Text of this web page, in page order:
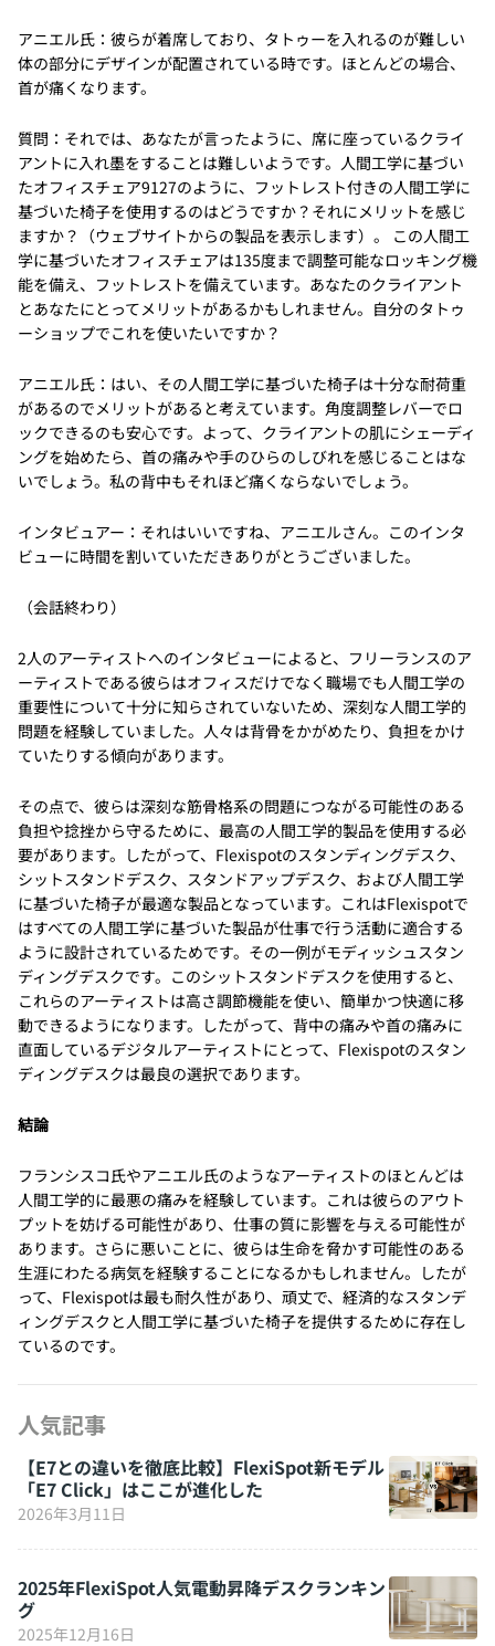
アニエル氏：彼らが着席しており、タトゥーを入れるのが難しい
体の部分にデザインが配置されている時です。ほとんどの場合、
首が痛くなります。
質問：それでは、あなたが言ったように、席に座っているクライ
アントに入れ墨をすることは難しいようです。人間工学に基づい
たオフィスチェア9127のように、フットレスト付きの人間工学に
基づいた椅子を使用するのはどうですか？それにメリットを感じ
ますか？（ウェブサイトからの製品を表示します）。 この人間工
学に基づいたオフィスチェアは135度まで調整可能なロッキング機
能を備え、フットレストを備えています。あなたのクライアント
とあなたにとってメリットがあるかもしれません。自分のタトゥ
ーショップでこれを使いたいですか？
アニエル氏：はい、その人間工学に基づいた椅子は十分な耐荷重
があるのでメリットがあると考えています。角度調整レバーでロ
ックできるのも安心です。よって、クライアントの肌にシェーディ
ングを始めたら、首の痛みや手のひらのしびれを感じることはな
いでしょう。私の背中もそれほど痛くならないでしょう。
インタビュアー：それはいいですね、アニエルさん。このインタ
ビューに時間を割いていただきありがとうございました。
（会話終わり）
2人のアーティストへのインタビューによると、フリーランスのア
ーティストである彼らはオフィスだけでなく職場でも人間工学の
重要性について十分に知らされていないため、深刻な人間工学的
問題を経験していました。人々は背骨をかがめたり、負担をかけ
ていたりする傾向があります。
その点で、彼らは深刻な筋骨格系の問題につながる可能性のある
負担や捻挫から守るために、最高の人間工学的製品を使用する必
要があります。したがって、Flexispotのスタンディングデスク、
シットスタンドデスク、スタンドアップデスク、および人間工学
に基づいた椅子が最適な製品となっています。これはFlexispotで
はすべての人間工学に基づいた製品が仕事で行う活動に適合する
ように設計されているためです。その一例がモディッシュスタン
ディングデスクです。このシットスタンドデスクを使用すると、
これらのアーティストは高さ調節機能を使い、簡単かつ快適に移
動できるようになります。したがって、背中の痛みや首の痛みに
直面しているデジタルアーティストにとって、Flexispotのスタン
ディングデスクは最良の選択であります。
結論
フランシスコ氏やアニエル氏のようなアーティストのほとんどは
人間工学的に最悪の痛みを経験しています。これは彼らのアウト
プットを妨げる可能性があり、仕事の質に影響を与える可能性が
あります。さらに悪いことに、彼らは生命を脅かす可能性のある
生涯にわたる病気を経験することになるかもしれません。したが
って、Flexispotは最も耐久性があり、頑丈で、経済的なスタンデ
ィングデスクと人間工学に基づいた椅子を提供するために存在し
ているのです。
人気記事
【E7との違いを徹底比較】FlexiSpot新モデル
「E7 Click」はここが進化した
2026年3月11日
2025年FlexiSpot人気電動昇降デスクランキン
グ
2025年12月16日